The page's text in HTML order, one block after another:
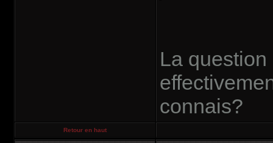
La
connais?
Retour en haut